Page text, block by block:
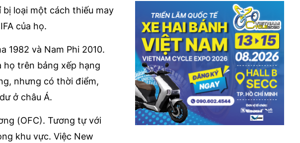
loại một cách thiếu may
của họ.
1982 và Nam Phi 2010.
họ trên bảng xếp hạng
nhưng có thời điểm,
ở châu Á.
(OFC). Tương tự với
khu vực. Việc New